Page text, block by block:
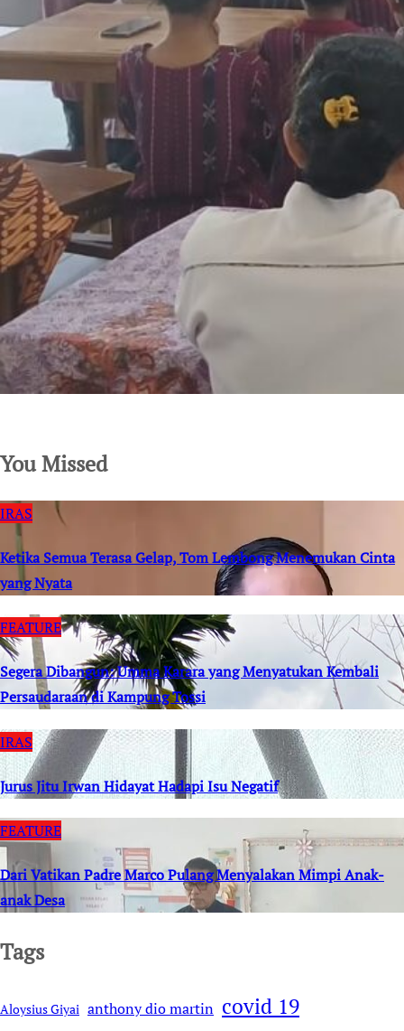
You Missed
IRAS
Ketika Semua Terasa Gelap, Tom Lembong Menemukan Cinta
yang Nyata
FEATURE
Segera Dibangun: Umma Karara yang Menyatukan Kembali
Persaudaraan di Kampung Tossi
IRAS
Jurus Jitu Irwan Hidayat Hadapi Isu Negatif
FEATURE
Dari Vatikan Padre Marco Pulang Menyalakan Mimpi Anak-
anak Desa
Tags
Aloysius Giyai anthony dio martin covid 19